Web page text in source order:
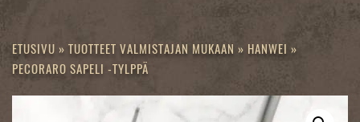
ETUSIVU » TUOTTEET VALMISTAJAN MUKAAN » HANWEI »
PECORARO SAPELI -TYLPPÄ